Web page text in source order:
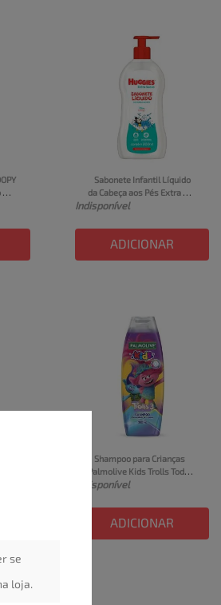
se
loja.
Sabonete Infantil Líquido
da Cabeça aos Pés Extra
Suave Huggies Frasco
Indisponível
ADICIONAR
Shampoo para Crianças
Palmolive Kids Trolls Todos
os Tipos de Cabelo 350ml
Indisponível
ADICIONAR